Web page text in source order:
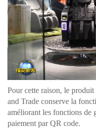
Pour cette raison, le
and Trade conserve la
améliorant les fonctions de
paiement par QR code.